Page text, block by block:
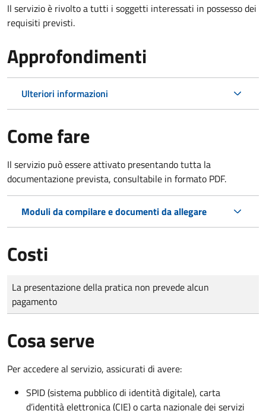
Il servizio è rivolto a tutti i soggetti interessati in possesso dei
requisiti previsti.
Approfondimenti
Ulteriori informazioni
Come fare
Il servizio può essere attivato presentando tutta la
documentazione prevista, consultabile in formato PDF.
Moduli da compilare e documenti da allegare
Costi
Tipo di pagamento
Importo
La presentazione della pratica non prevede alcun
pagamento
Cosa serve
Per accedere al servizio, assicurati di avere:
SPID (sistema pubblico di identità digitale), carta
d’identità elettronica (CIE) o carta nazionale dei servizi